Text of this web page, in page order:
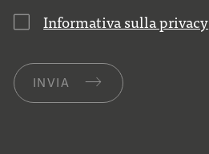
Informativa sulla privacy
INVIA